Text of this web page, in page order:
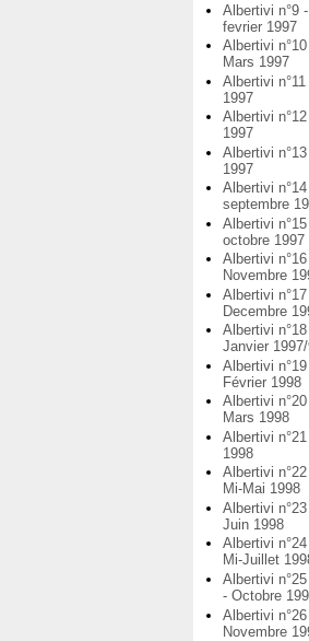
Albertivi n°9
fevrier 1997
Albertivi
Mars 1997
Albertivi
1997
Albertivi
1997
Albertivi
1997
Albertivi
septembre
Albertivi
octobre 1997
Albertivi
Novembre
Albertivi
Decembre
Albertivi
Janvier
Albertivi
Février 1998
Albertivi
Mars 1998
Albertivi
1998
Albertivi
Mi-Mai 1998
Albertivi
Juin 1998
Albertivi
Mi-Juillet
Albertivi
- Octobre
Albertivi
Novembre